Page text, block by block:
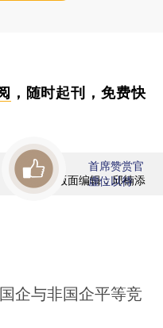
，随时起刊，免费快
版面编辑：邱楠添
首席赞赏官
虚位以待
企与非国企平等竞